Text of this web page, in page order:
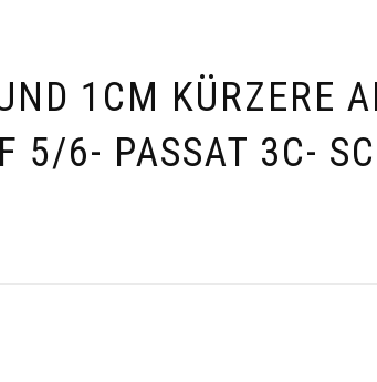
1CM KÜRZERE
5/6- PASSAT 3C-